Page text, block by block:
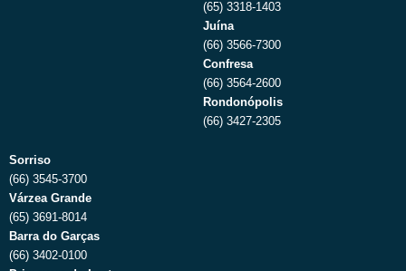
(65) 3318-1403
Juína
(66) 3566-7300
Confresa
(66) 3564-2600
Rondonópolis
(66) 3427-2305
Sorriso
(66) 3545-3700
Várzea Grande
(65) 3691-8014
Barra do Garças
(66) 3402-0100